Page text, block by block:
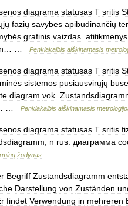
diagrama statusas T sritis
fazių savybes apibūdinančių
grafinis vaizdas
n Penkiakalbis aiškinamasis
diagrama statusas T sritis
sistemos pusiausvirųjų
diagram vok
Penkiakalbis aiškinamasis
diagrama statusas T sritis
n rus диаграмма
žodynas
Begriff Zustandsdiagramm
Darstellung von Zuständen
findet Verwendung in mehreren